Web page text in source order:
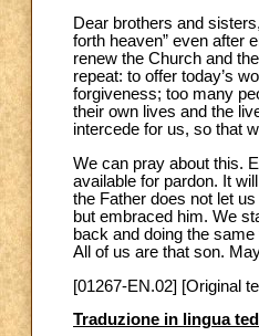
Dear brothers and
forth heaven” even after
renew the Church and
repeat: to offer today’s
forgiveness; too many
their own lives and the
intercede for us, so that
We can pray about this.
available for pardon. It
the Father does not let
but embraced him. We
back and doing the
All of us are that son.
[01267-EN.02] [Original
Traduzione in lingua